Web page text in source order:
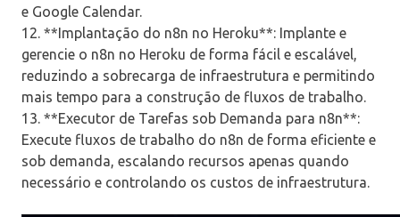
e Google Calendar.
12. **Implantação do n8n no Heroku**: Implante e
gerencie o n8n no Heroku de forma fácil e escalável,
reduzindo a sobrecarga de infraestrutura e permitindo
mais tempo para a construção de fluxos de trabalho.
13. **Executor de Tarefas sob Demanda para n8n**:
Execute fluxos de trabalho do n8n de forma eficiente e
sob demanda, escalando recursos apenas quando
necessário e controlando os custos de infraestrutura.